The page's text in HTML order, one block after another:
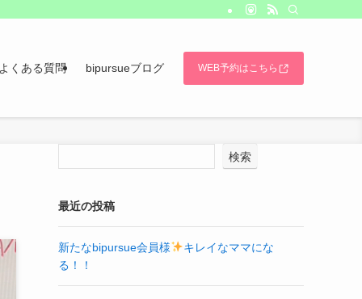
くある質問 bipursueブログ WEB予約はこちら
検索
最近の投稿
新たなbipursue会員様
キレイなママにな
る！！